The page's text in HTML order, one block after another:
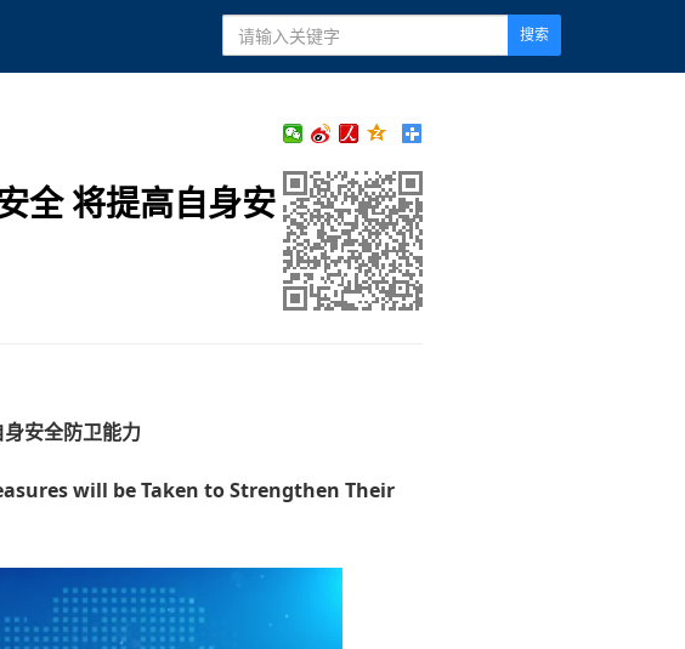
搜索
全 将提高自身安
安全防卫能力
will be Taken to Strengthen Their